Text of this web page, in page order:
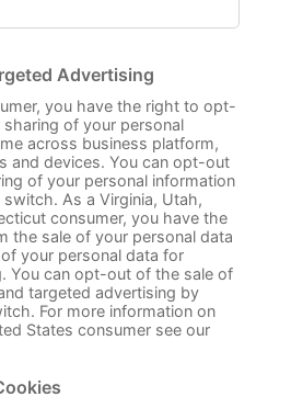
Advertising
you have the right to opt-
of your personal
across business platform,
and devices. You can opt-out
of your personal information
As a Virginia, Utah,
consumer, you have the
the sale of your personal data
your personal data for
You can opt-out of the sale of
targeted advertising by
For more information on
States consumer see our